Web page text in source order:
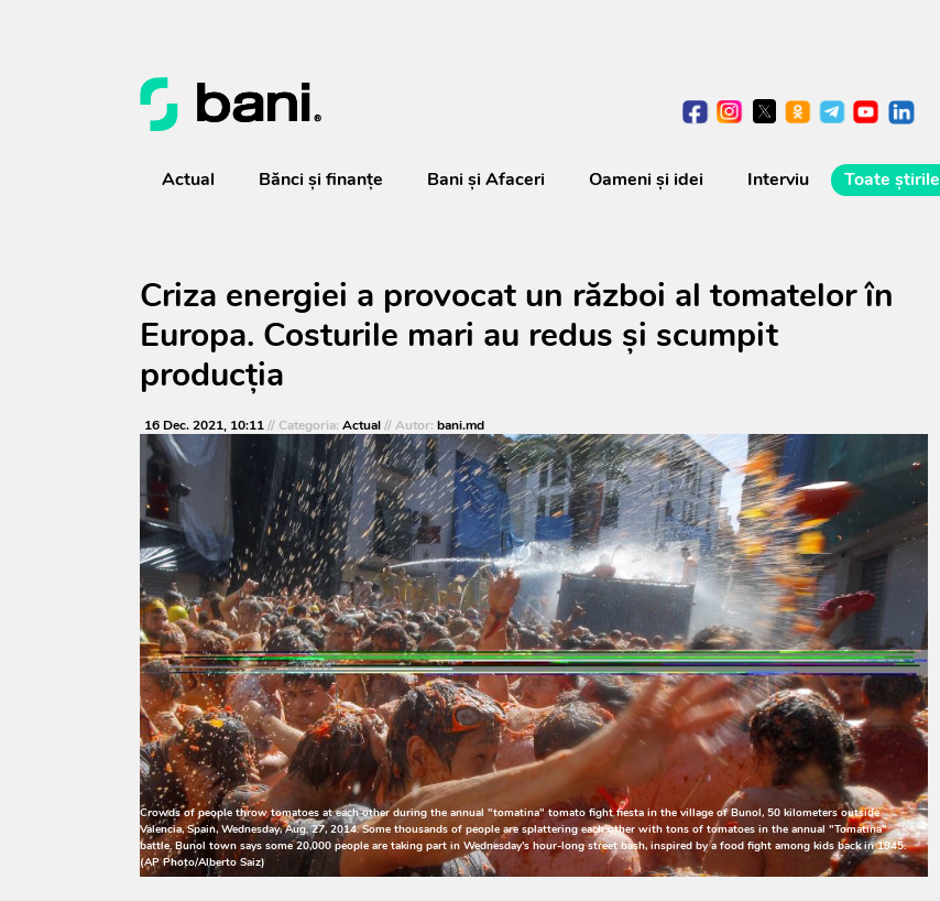
Actual Bănci şi finanţe Bani și Afaceri Oameni şi idei Interviu Toate știrile
Criza energiei a provocat un război al tomatelor în
Europa. Costurile mari au redus și scumpit
producția
16 Dec. 2021, 10:11// Categoria: Actual// Autor: bani.md
Crowds of people throw tomatoes at each other during the annual "tomatina" tomato fight fiesta in the village of Bunol, 50 kilometers outside
Valencia, Spain, Wednesday, Aug. 27, 2014. Some thousands of people are splattering each other with tons of tomatoes in the annual "Tomatina"
battle. Bunol town says some 20,000 people are taking part in Wednesday's hour-long street bash, inspired by a food fight among kids back in 1945.
(AP Photo/Alberto Saiz)